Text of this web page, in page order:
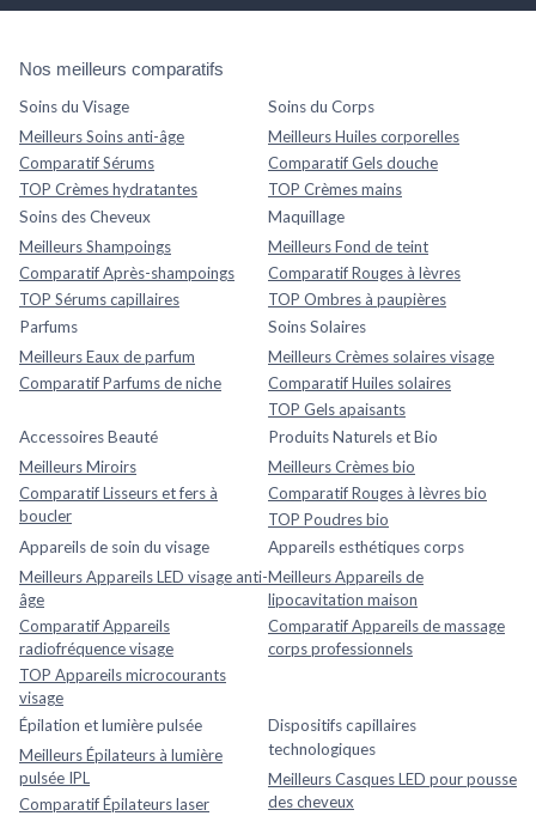
Nos meilleurs comparatifs
Soins du Visage
Meilleurs Soins anti-âge
Comparatif Sérums
TOP Crèmes hydratantes
Soins du Corps
Meilleurs Huiles corporelles
Comparatif Gels douche
TOP Crèmes mains
Soins des Cheveux
Meilleurs Shampoings
Comparatif Après-shampoings
TOP Sérums capillaires
Maquillage
Meilleurs Fond de teint
Comparatif Rouges à lèvres
TOP Ombres à paupières
Parfums
Meilleurs Eaux de parfum
Comparatif Parfums de niche
Soins Solaires
Meilleurs Crèmes solaires visage
Comparatif Huiles solaires
TOP Gels apaisants
Accessoires Beauté
Meilleurs Miroirs
Comparatif Lisseurs et fers à
boucler
Produits Naturels et Bio
Meilleurs Crèmes bio
Comparatif Rouges à lèvres bio
TOP Poudres bio
Appareils de soin du visage
Meilleurs Appareils LED visage anti-
âge
Comparatif Appareils
radiofréquence visage
TOP Appareils microcourants
visage
Appareils esthétiques corps
Meilleurs Appareils de
lipocavitation maison
Comparatif Appareils de massage
corps professionnels
Épilation et lumière pulsée
Meilleurs Épilateurs à lumière
pulsée IPL
Comparatif Épilateurs laser
Dispositifs capillaires
technologiques
Meilleurs Casques LED pour pousse
des cheveux